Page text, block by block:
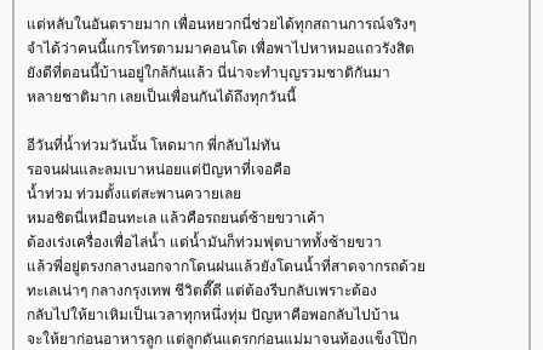
ต่หลับในอันตรายมาก เพื่อนหยวกนี่ช่วยได้ทุกสถานการณ์จริงๆ
จำได้ว่าคนนี้แกรโทรตามมาคอนโด เพื่อพาไปหาหมอแถวรังสิต
ังดีที่ตอนนี้บ้านอยู่ใกล้กันแล้ว นี่น่าจะทำบุญรวมชาติกันมา
หลายชาติมาก เลยเป็นเพื่อนกันได้ถึงทุกวันนี้
อีวันที่น้ำท่วมวันนั้น โหดมาก พี่กลับไม่ทัน
รอจนฝนและลมเบาหน่อยแต่ปัญหาที่เจอคือ
น้ำท่วม ท่วมตั้งแต่สะพานควายเล
หมอชิตนี่เหมือนทะเล แล้วคือรถยนต์ซ้ายขวาเค้า
ต้องเร่งเครื่องเพื่อไล่น้ำ แต่น้ำมันก็ท่วมฟุตบาททั้งซ้ายขวา
ล้วพี่อยู่ตรงกลางนอกจากโดนฝนแล้วยังโดนน้ำที่สาดจากรถด้ว
ทะเลเน่าๆ กลางกรุงเทพ ชีวิตดี๊ดี แต่ต้องรีบกลับเพราะต้อง
กลับไปให้ยาเหิมเป็นเวลาทุกหนึ่งทุ่ม ปัญหาคือพอกลับไปบ้าน
จะให้ยาก่อนอาหารลูก แต่ลูกดันแดรกก่อนแม่มาจนท้องแข็งโป๊ก